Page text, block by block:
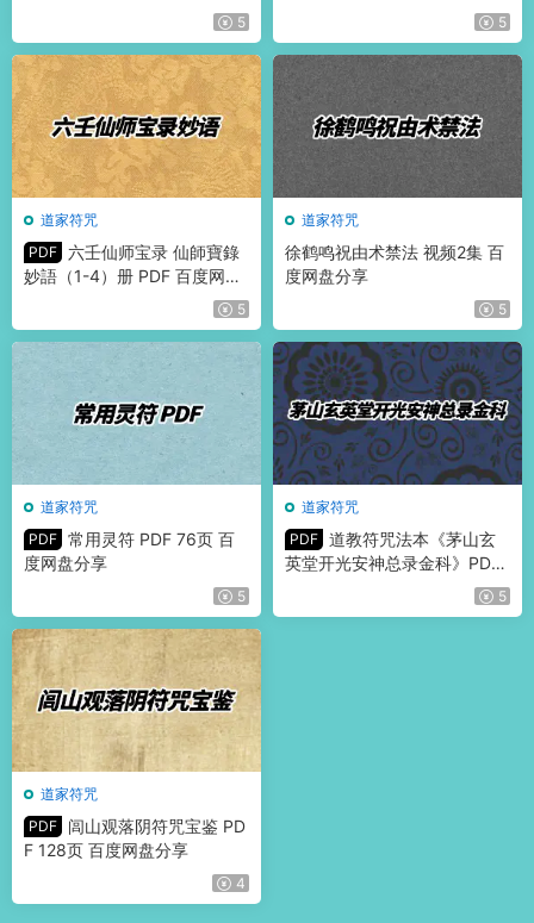
5 5
道家符咒
PDF 六壬仙师宝录 仙師寶錄
妙語（1-4）册 PDF 百度网盘
5
道家符咒
徐鹤鸣祝由术禁法 视频2集 百
度网盘分享
5
道家符咒
PDF 常用灵符 PDF 76页 百
度网盘分享
5
道家符咒
PDF 道教符咒法本《茅山玄
英堂开光安神总录金科》PDF
5
道家符咒
PDF
闾山观落阴符咒宝鉴 PD
F 128页 百度网盘分享
4